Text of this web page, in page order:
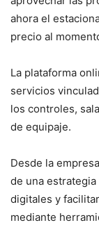
ahora el
precio al
La plataforma
servicios
los controles,
de equipaje.
Desde la
de una
digitales y
mediante